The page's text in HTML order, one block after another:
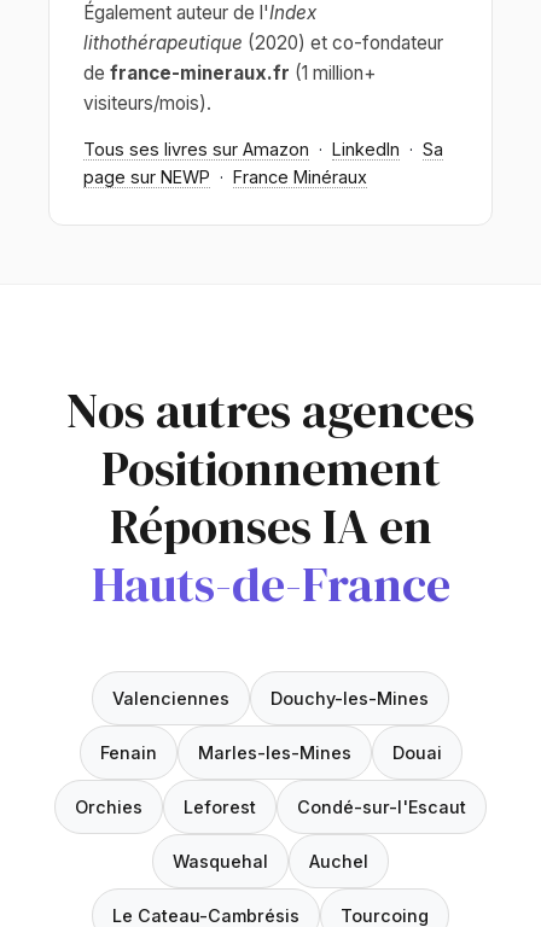
Également auteur de l'Index
lithothérapeutique (2020) et co-fondateur
de france-mineraux.fr (1 million+
visiteurs/mois).
Tous ses livres sur Amazon · LinkedIn · Sa
page sur NEWP · France Minéraux
Nos autres agences
Positionnement
Réponses IA en
Hauts-de-France
Valenciennes Douchy-les-Mines
Fenain Marles-les-Mines Douai
Orchies Leforest Condé-sur-l'Escaut
Wasquehal Auchel
Le Cateau-Cambrésis Tourcoing